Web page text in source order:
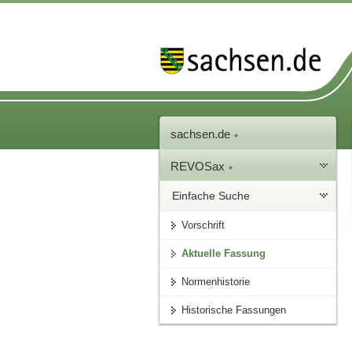
sachsen.de
REVOSax
Einfache Suche
Vorschrift
Aktuelle Fassung
Normenhistorie
Historische Fassungen